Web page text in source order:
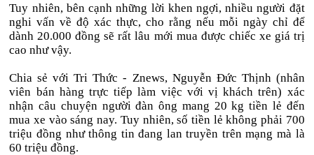
Tuy nhiên, bên cạnh những lời khen ngợi, nhiều người đặt
nghi vấn về độ xác thực, cho rằng nếu mỗi ngày chỉ để
dành 20.000 đồng sẽ rất lâu mới mua được chiếc xe giá trị
cao như vậy.
Chia sẻ với Tri Thức - Znews, Nguyễn Đức Thịnh (nhân
viên bán hàng trực tiếp làm việc với vị khách trên) xác
nhận câu chuyện người đàn ông mang 20 kg tiền lẻ đến
mua xe vào sáng nay. Tuy nhiên, số tiền lẻ không phải 700
triệu đồng như thông tin đang lan truyền trên mạng mà là
60 triệu đồng.